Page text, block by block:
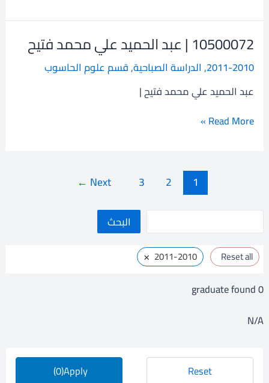
ل
ث
البحث
Reset all
2011-2010
×
0
graduate found
N/A
Apply
(0) Reset
10500072 | عبد الحميد علي محمد فتيح
2011-2010
, الدراسة الصباحية,قسم علوم الحاسوب
عبد الحميد علي محمد فتيح |
10500072
عبد
الحميد
علي
محمد
فتيح
Read More »
1
2
3
Next
←